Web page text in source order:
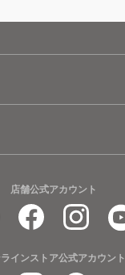
店舗公式アカウント
インストア公式アカウント